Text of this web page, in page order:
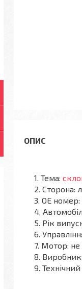
Тема:
Сторона:
OE номер:
Рік
Мотор: не